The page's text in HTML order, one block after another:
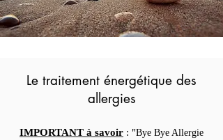
Le traitement énergétique des
allergies
IMPORTANT à savoir : "Bye Bye Allergie